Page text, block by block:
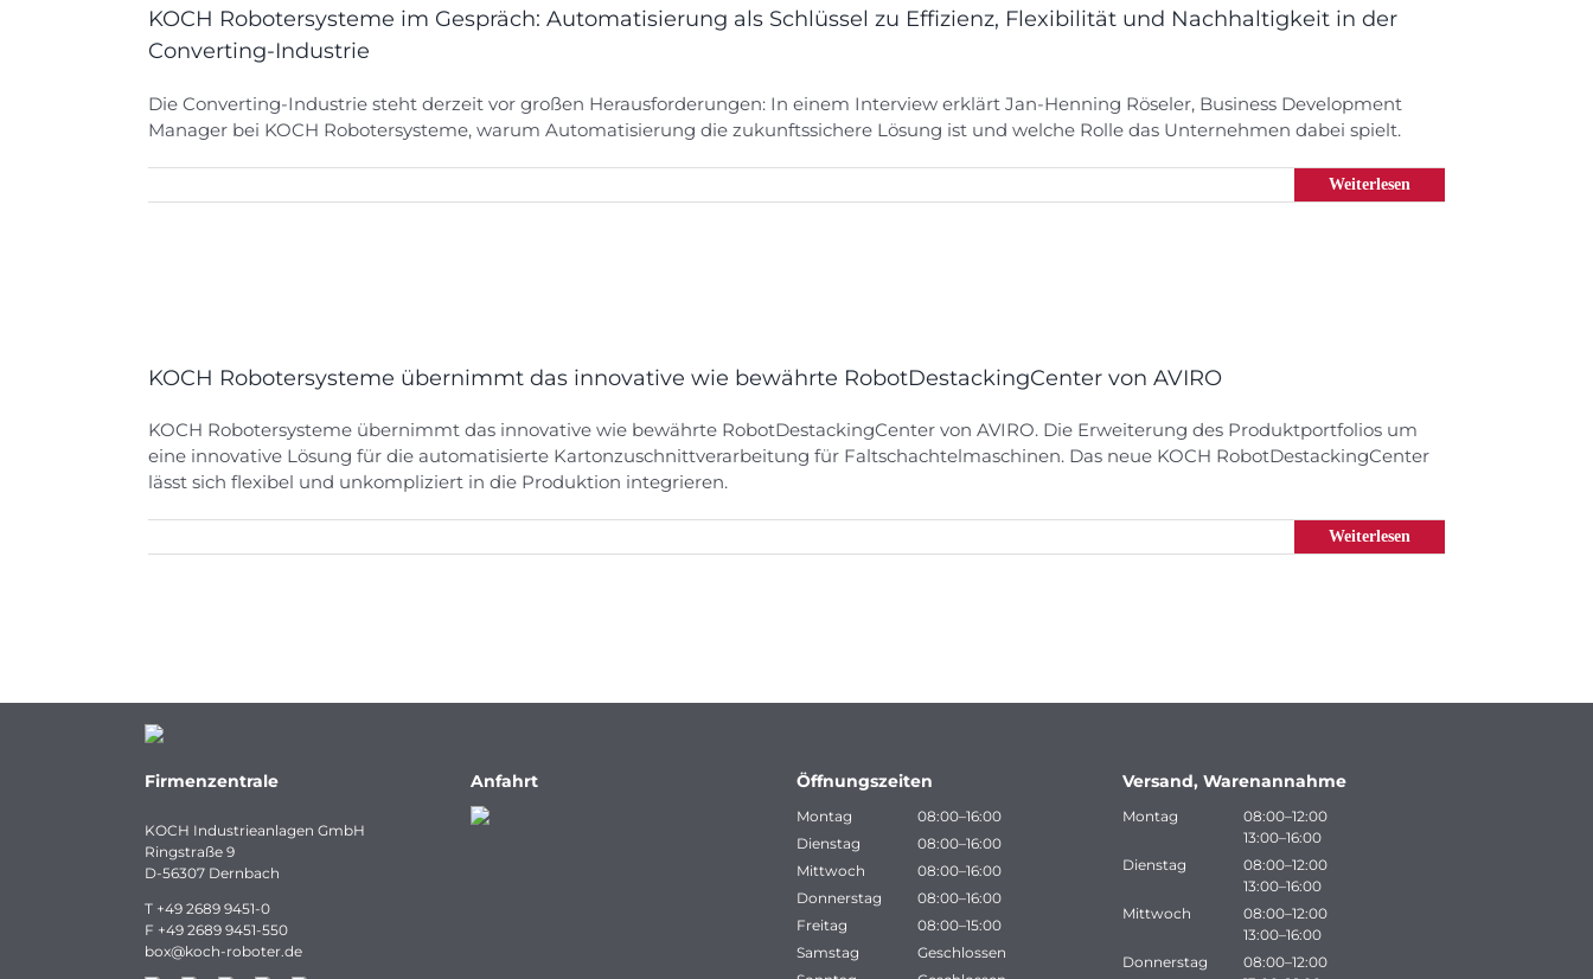
KOCH Robotersysteme im Gespräch: Automatisierung als Schlüssel zu Effizienz, Flexibilität und Nachhaltigkeit in der
Converting-Industrie
Die Converting-Industrie steht derzeit vor großen Herausforderungen: In einem Interview erklärt Jan-Henning Röseler, Business Development
Manager bei KOCH Robotersysteme, warum Automatisierung die zukunftssichere Lösung ist und welche Rolle das Unternehmen dabei spielt.
Weiterlesen
KOCH Robotersysteme übernimmt das innovative wie bewährte RobotDestackingCenter von AVIRO
KOCH Robotersysteme übernimmt das innovative wie bewährte RobotDestackingCenter von AVIRO. Die Erweiterung des Produktportfolios um
eine innovative Lösung für die automatisierte Kartonzuschnittverarbeitung für Faltschachtelmaschinen. Das neue KOCH RobotDestackingCenter
lässt sich flexibel und unkompliziert in die Produktion integrieren.
Weiterlesen
Firmenzentrale
KOCH Industrieanlagen GmbH
Ringstraße 9
D-56307 Dernbach
T +49 2689 9451-0
F +49 2689 9451-550
box@koch-roboter.de
Anfahrt Öffnungszeiten
Montag
08:00–16:00
Dienstag
08:00–16:00
Mittwoch
08:00–16:00
Donnerstag
08:00–16:00
Freitag
08:00–15:00
Samstag
Geschlossen
Versand, Warenannahme
Montag
08:00–12:00
13:00–16:00
Dienstag
08:00–12:00
13:00–16:00
Mittwoch
08:00–12:00
13:00–16:00
Donnerstag
08:00–12:00